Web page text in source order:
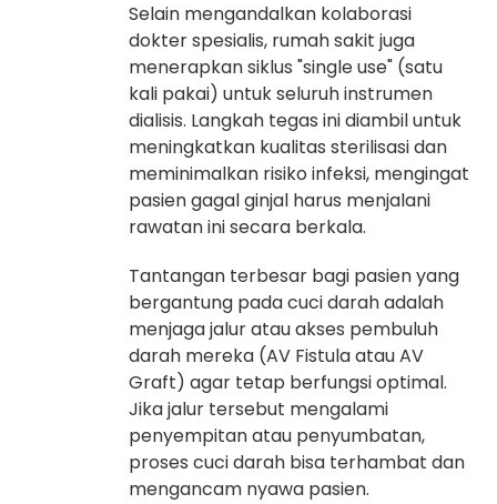
Selain mengandalkan kolaborasi
dokter spesialis, rumah sakit juga
menerapkan siklus "single use" (satu
kali pakai) untuk seluruh instrumen
dialisis. Langkah tegas ini diambil untuk
meningkatkan kualitas sterilisasi dan
meminimalkan risiko infeksi, mengingat
pasien gagal ginjal harus menjalani
rawatan ini secara berkala.
Tantangan terbesar bagi pasien yang
bergantung pada cuci darah adalah
menjaga jalur atau akses pembuluh
darah mereka (AV Fistula atau AV
Graft) agar tetap berfungsi optimal.
Jika jalur tersebut mengalami
penyempitan atau penyumbatan,
proses cuci darah bisa terhambat dan
mengancam nyawa pasien.